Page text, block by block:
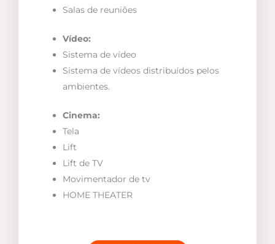
Salas de reuniões
Vídeo:
Sistema de vídeo
Sistema de vídeos distribuídos pelos
ambientes.
Cinema:
Tela
Lift
Lift de TV
Movimentador de tv
HOME THEATER